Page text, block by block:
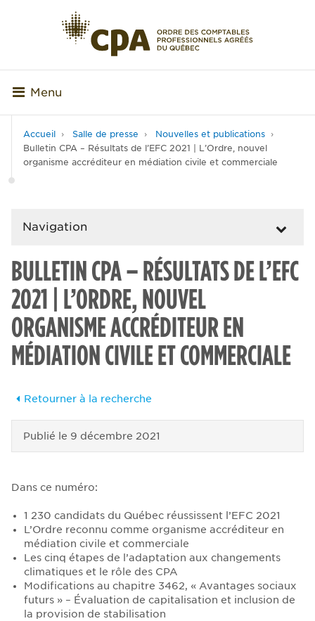
Menu
Accueil Salle de presse
Nouvelles et publications
Bulletin CPA – Résultats de l’EFC 2021 | L’Ordre, nouvel
organisme accréditeur en médiation civile et commerciale
Navigation
BULLETIN CPA – RÉSULTATS DE L’EFC
2021 | L’ORDRE, NOUVEL
ORGANISME ACCRÉDITEUR EN
MÉDIATION CIVILE ET COMMERCIALE
Retourner à la recherche
Publié le 9 décembre 2021
Dans ce numéro:
1 230 candidats du Québec réussissent l’EFC 2021
L’Ordre reconnu comme organisme accréditeur en
médiation civile et commerciale
Les cinq étapes de l’adaptation aux changements
climatiques et le rôle des CPA
Modifications au chapitre 3462, « Avantages sociaux
futurs » – Évaluation de capitalisation et inclusion de
la provision de stabilisation